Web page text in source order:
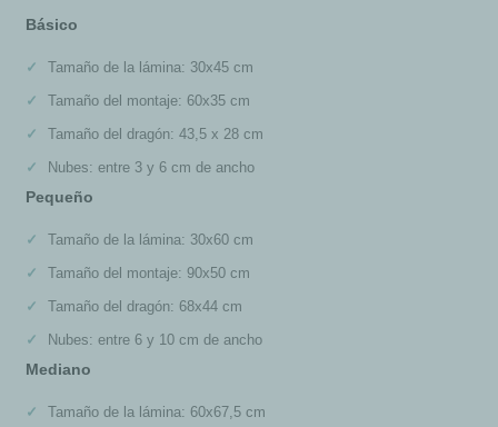
Básico
Tamaño de la lámina: 30x45 cm
Tamaño del montaje: 60x35 cm
Tamaño del dragón: 43,5 x 28 cm
Nubes: entre 3 y 6 cm de ancho
Pequeño
Tamaño de la lámina: 30x60 cm
Tamaño del montaje: 90x50 cm
Tamaño del dragón: 68x44 cm
Nubes: entre 6 y 10 cm de ancho
Mediano
Tamaño de la lámina: 60x67,5 cm